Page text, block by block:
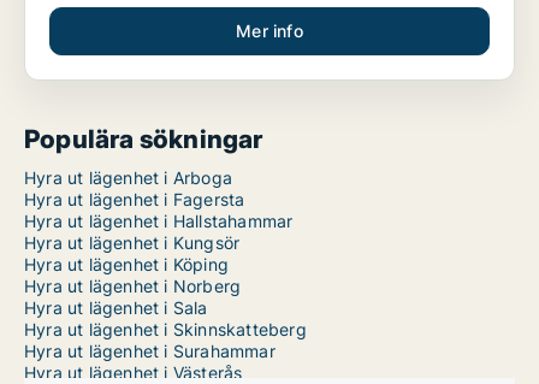
Mer info
Populära sökningar
Hyra ut lägenhet i Arboga
Hyra ut lägenhet i Fagersta
Hyra ut lägenhet i Hallstahammar
Hyra ut lägenhet i Kungsör
Hyra ut lägenhet i Köping
Hyra ut lägenhet i Norberg
Hyra ut lägenhet i Sala
Hyra ut lägenhet i Skinnskatteberg
Hyra ut lägenhet i Surahammar
Hyra ut lägenhet i Västerås